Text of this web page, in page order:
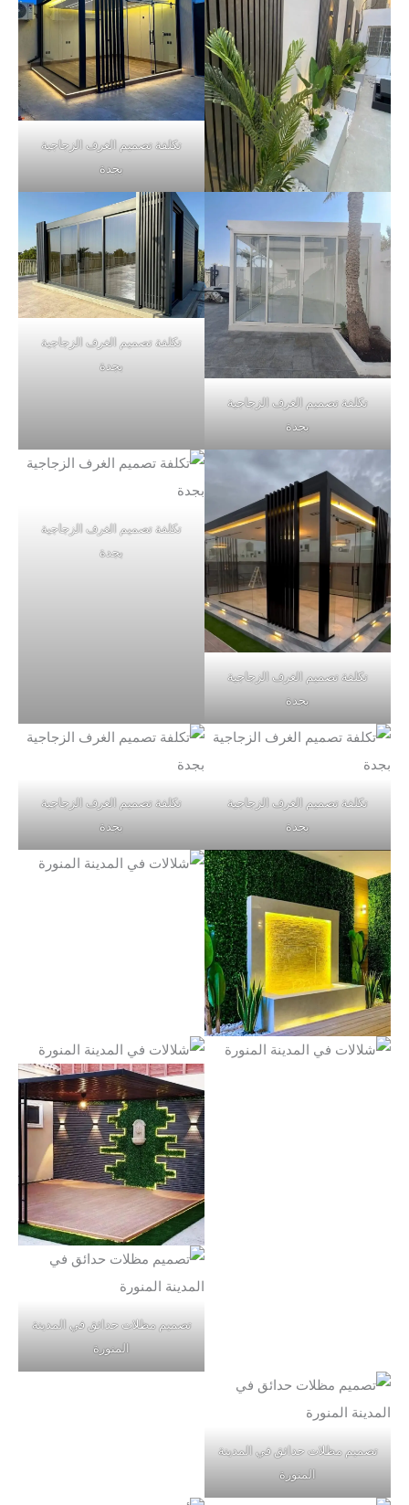
تكلفة تصميم الغرف الزجاجية
بجدة
تكلفة تصميم الغرف الزجاجية
بجدة
تكلفة تصميم الغرف الزجاجية
بجدة
تكلفة تصميم الغرف الزجاجية
بجدة
تكلفة تصميم الغرف الزجاجية
بجدة
تكلفة تصميم الغرف الزجاجية
بجدة
تكلفة تصميم الغرف الزجاجية
بجدة
تصميم مظلات حدائق في المدينة
المنورة
تصميم مظلات حدائق في المدينة
المنورة